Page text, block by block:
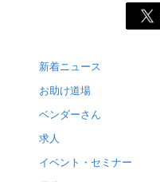
新着ニュース
お助け道場
ベンダーさん
求人
イベント・セミナー